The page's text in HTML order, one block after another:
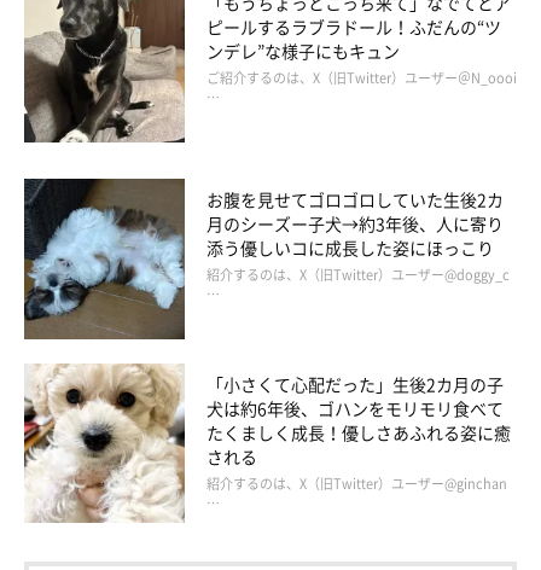
ますますチグハグになっていく我が家のリビングのインテリア。
デザインと機能性、そしてマロたんの快適さをそれぞれ天秤にか
ピールするラブラドール！ふだんの“ツ
ンデレ”な様子にもキュン
ご紹介するのは、X（旧Twitter）ユーザー＠N_oooi
…
お腹を見せてゴロゴロしていた生後2カ
月のシーズー子犬→約3年後、人に寄り
添う優しいコに成長した姿にほっこり
紹介するのは、X（旧Twitter）ユーザー@doggy_c
…
「小さくて心配だった」生後2カ月の子
犬は約6年後、ゴハンをモリモリ食べて
たくましく成長！優しさあふれる姿に癒
される
紹介するのは、X（旧Twitter）ユーザー@ginchan
…